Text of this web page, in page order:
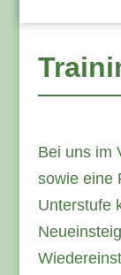
Bei uns im
sowie eine
Unterstufe